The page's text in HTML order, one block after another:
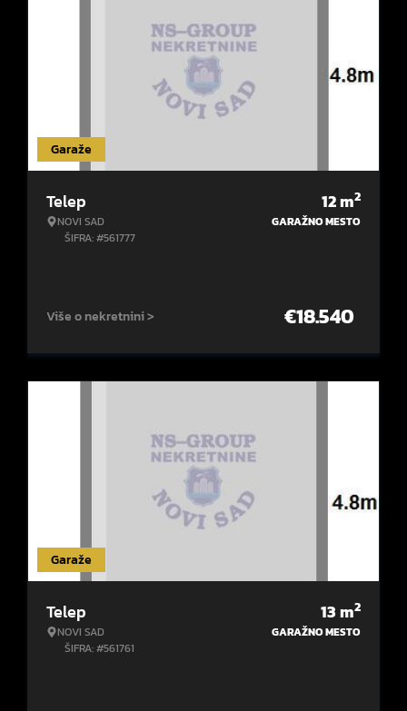
Garaže
Telep
NOVI SAD
ŠIFRA: #561777
12m2
GARAŽNO MESTO
Više o nekretnini > €18.540
Garaže
Telep
NOVI SAD
ŠIFRA: #561761
13m2
GARAŽNO MESTO